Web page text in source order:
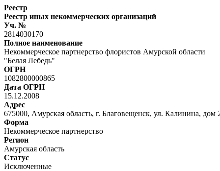
Реестр
Реестр иных некоммерческих организаций
Уч. №
2814030170
Полное наименование
Некоммерческое партнерство флористов Амурской области
"Белая Лебедь"
ОГРН
1082800000865
Дата ОГРН
15.12.2008
Адрес
675000, Амурская область, г. Благовещенск, ул. Калинина, дом
Форма
Некоммерческое партнерство
Регион
Амурская область
Статус
Исключенные